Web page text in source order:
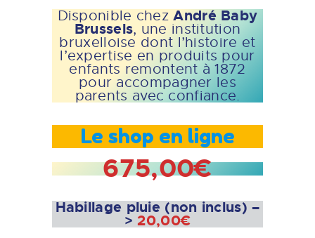
Disponible chezAndré Baby
Brussels, une institution
bruxelloise dont l’histoire et
l’expertise en produits pour
enfants remontent à 1872
pour accompagner les
parents avec confiance.
Le shop en ligne
675,00€
Habillage pluie (non inclus) –
> 20,00€